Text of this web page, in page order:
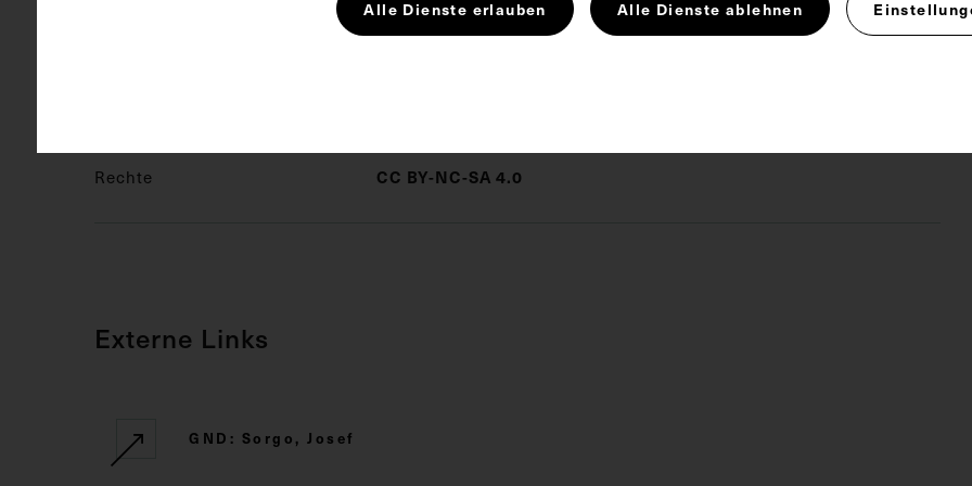
Rechte CC BY-NC-SA 4.0
Externe Links
GND: Sorgo, Josef
Alle Dienste erlauben Alle Dienste ablehnen